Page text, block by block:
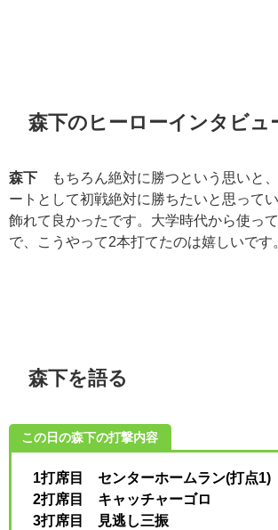
森下のヒーローインタビュ
森下 もちろん絶対に勝つという思いと
ートとして初戦絶対に勝ちたいと思って
飾れて良かったです。大学時代から使っ
で、こうやって2本打てたのは嬉しいです
森下を語る
この日の森下の打撃内容
1打席目 センターホームラン(打点1)
2打席目 キャッチャーゴロ
3打席目 見逃し三振